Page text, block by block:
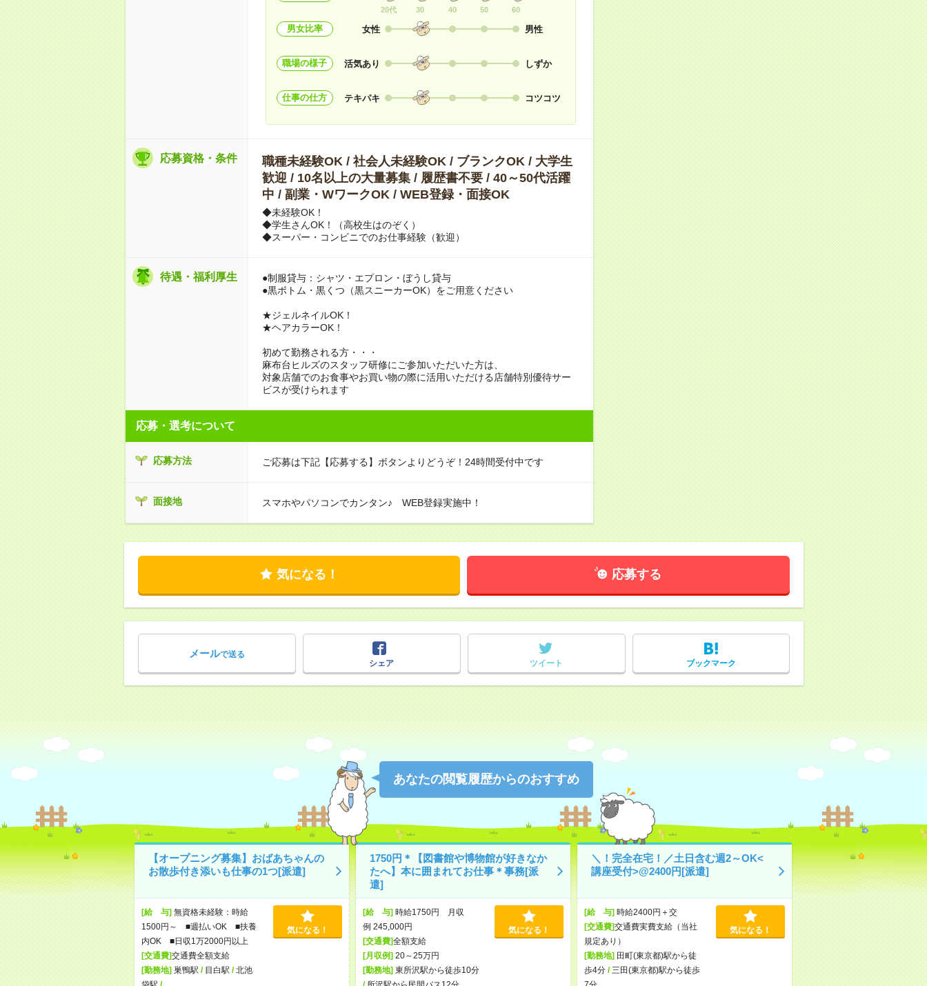
20代 30 40 50 60
男女比率 女性 男性
職場の様子 活気あり しずか
仕事の仕方 テキパキ コツコツ
応募資格・条件
職種未経験OK / 社会人未経験OK / ブランクOK / 大学生
歓迎 / 10名以上の大量募集 / 履歴書不要 / 40～50代活躍
中 / 副業・WワークOK / WEB登録・面接OK
◆未経験OK！
◆学生さんOK！（高校生はのぞく）
◆スーパー・コンビニでのお仕事経験（歓迎）
待遇・福利厚生
●制服貸与：シャツ・エプロン・ぼうし貸与
●黒ボトム・黒くつ（黒スニーカーOK）をご用意ください
★ジェルネイルOK！
★ヘアカラーOK！
初めて勤務される方・・・
麻布台ヒルズのスタッフ研修にご参加いただいた方は、
対象店舗でのお食事やお買い物の際に活用いただける店舗特別優待サー
ビスが受けられます
応募・選考について
応募方法 ご応募は下記【応募する】ボタンよりどうぞ！24時間受付中です
面接地 スマホやパソコンでカンタン♪ WEB登録実施中！
気になる！ 応募する
メールで送る
シェア
ツイート ブックマーク
あなたの閲覧履歴からのおすすめ
【オープニング募集】おばあちゃんの
お散歩付き添いも仕事の1つ[派遣]
[給 与]無資格未経験：時給
1500円～ ■週払いOK ■扶養
内OK ■日収1万2000円以上
[交通費]交通費全額支給
[勤務地]巣鴨駅 / 目白駅 /北池
気になる！
1750円＊【図書館や博物館が好きなか
たへ】本に囲まれてお仕事＊事務[派
遣]
[給 与]時給1750円 月収
例 245,000円
[交通費]全額支給
[月収例]20～25万円
[勤務地]東所沢駅から徒歩10分
気になる！
＼！完全在宅！／土日含む週2～OK<
講座受付>@2400円[派遣]
[給 与]時給2400円＋交
[交通費]交通費実費支給（当社
規定あり）
[勤務地]田町(東京都)駅から徒
歩4分/ 三田(東京都)駅から徒歩
気になる！